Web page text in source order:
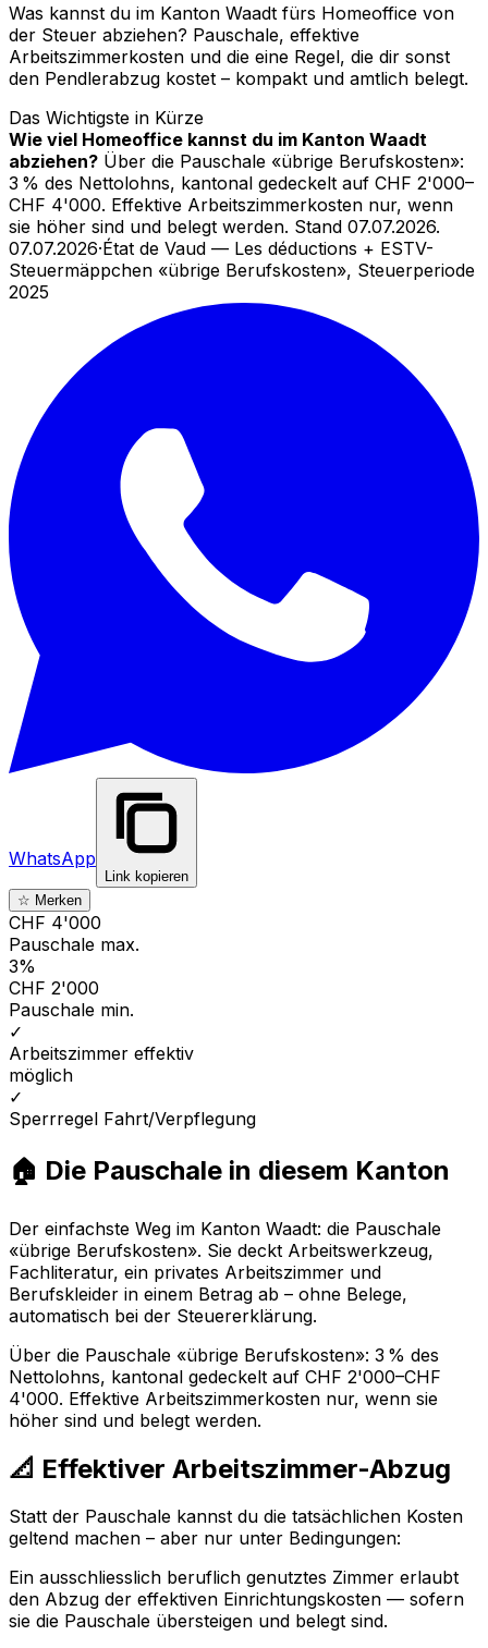
Was kannst du im Kanton Waadt fürs Homeoffice von
der Steuer abziehen? Pauschale, effektive
Arbeitszimmerkosten und die eine Regel, die dir sonst
den Pendlerabzug kostet – kompakt und amtlich belegt.
Das Wichtigste in Kürze
Wie viel Homeoffice kannst du im Kanton Waadt
abziehen? Über die Pauschale «übrige Berufskosten»:
3 % des Nettolohns, kantonal gedeckelt auf CHF 2'000–
CHF 4'000. Effektive Arbeitszimmerkosten nur, wenn
sie höher sind und belegt werden. Stand 07.07.2026.
07.07.2026·État de Vaud — Les déductions + ESTV-
Steuermäppchen «übrige Berufskosten», Steuerperiode
2025
WhatsApp
Link kopieren
☆ Merken
CHF 4'000
Pauschale max.
3%
CHF 2'000
Pauschale min.
✓
Arbeitszimmer effektiv
möglich
✓
Sperrregel Fahrt/Verpflegung
🏠 Die Pauschale in diesem Kanton
Der einfachste Weg im Kanton Waadt: die Pauschale
«übrige Berufskosten». Sie deckt Arbeitswerkzeug,
Fachliteratur, ein privates Arbeitszimmer und
Berufskleider in einem Betrag ab – ohne Belege,
automatisch bei der Steuererklärung.
Über die Pauschale «übrige Berufskosten»: 3 % des
Nettolohns, kantonal gedeckelt auf CHF 2'000–CHF
4'000. Effektive Arbeitszimmerkosten nur, wenn sie
höher sind und belegt werden.
📐 Effektiver Arbeitszimmer-Abzug
Statt der Pauschale kannst du die tatsächlichen Kosten
geltend machen – aber nur unter Bedingungen:
Ein ausschliesslich beruflich genutztes Zimmer erlaubt
den Abzug der effektiven Einrichtungskosten — sofern
sie die Pauschale übersteigen und belegt sind.